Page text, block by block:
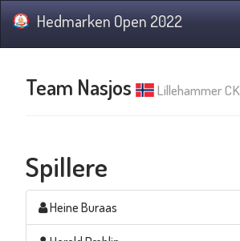
Hedmarken Open 2022
Team Nasjos Lillehammer CK
Spillere
Heine Buraas